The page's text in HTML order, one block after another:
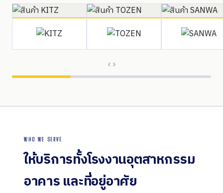
WHO WE SERVE
ให้บริการทั้งโรงงานอุตสาหกรรม
อาคาร และที่อยู่อาศัย